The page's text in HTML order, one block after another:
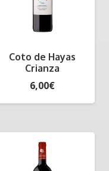
Coto de Hayas
Crianza
6,00€